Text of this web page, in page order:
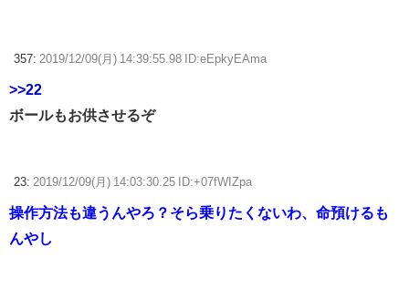
357: 2019/12/09(月) 14:39:55.98 ID:eEpkyEAma
>>22
ボールもお供させるぞ
23: 2019/12/09(月) 14:03:30.25 ID:+07fWIZpa
操作方法も違うんやろ？そら乗りたくないわ、命預けるも
んやし